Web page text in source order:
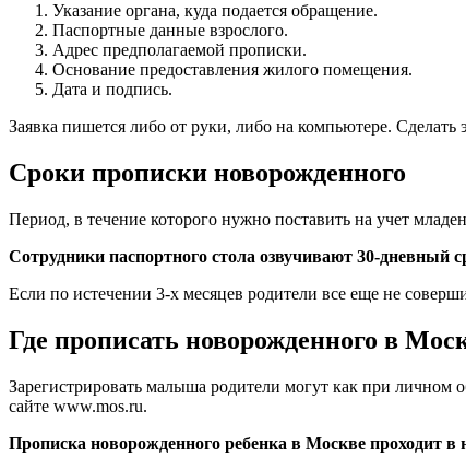
Указание органа, куда подается обращение.
Паспортные данные взрослого.
Адрес предполагаемой прописки.
Основание предоставления жилого помещения.
Дата и подпись.
Заявка пишется либо от руки, либо на компьютере.
Сроки прописки новорожденного
Период, в течение которого нужно поставить на учет
Сотрудники паспортного стола озвучивают 30-дневный
Если по истечении 3-х месяцев родители все еще не
Где прописать новорожденного в
Зарегистрировать малыша родители могут как при личном
сайте www.mos.ru.
Прописка новорожденного ребенка в Москве проходит в